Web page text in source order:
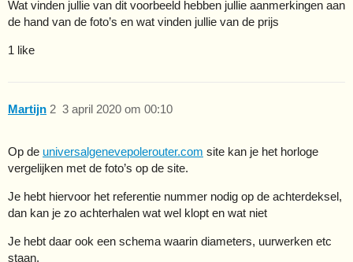
Wat vinden jullie van dit voorbeeld hebben jullie aanmerkingen aan
de hand van de foto’s en wat vinden jullie van de prijs
1 like
Martijn 3 april 2020 om 00:10
2
Op de universalgenevepolerouter.com site kan je het horloge
vergelijken met de foto’s op de site.
Je hebt hiervoor het referentie nummer nodig op de achterdeksel,
dan kan je zo achterhalen wat wel klopt en wat niet
Je hebt daar ook een schema waarin diameters, uurwerken etc
staan.